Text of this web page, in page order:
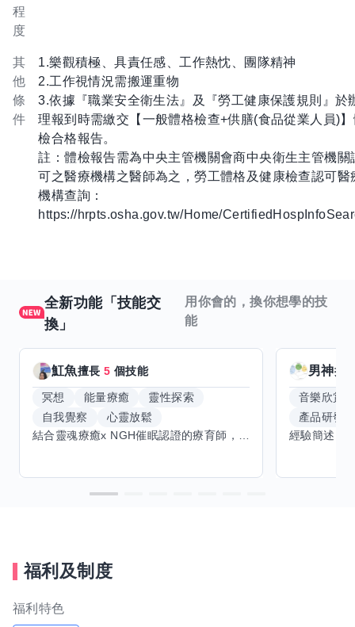
程
度
其
他
條
件
1.樂觀積極、具責任感、工作熱忱、團隊精神
2.工作視情況需搬運重物
3.依據『職業安全衛生法』及『勞工健康保護規則』於
理報到時需繳交【一般體格檢查+供膳(食品從業人員)
檢合格報告。
註：體檢報告需為中央主管機關會商中央衛生主管機關
可之醫療機構之醫師為之，勞工體格及健康檢查認可醫
機構查詢：
https://hrpts.osha.gov.tw/Home/
全新功能「技能交
換」
用你會的，換你想學的技
能
魟魚擅長5 個技能
冥想 能量療癒
靈性探索
自我覺察
心靈放鬆
男神擅
音樂欣賞
產品研發
福利及制度
福利特色